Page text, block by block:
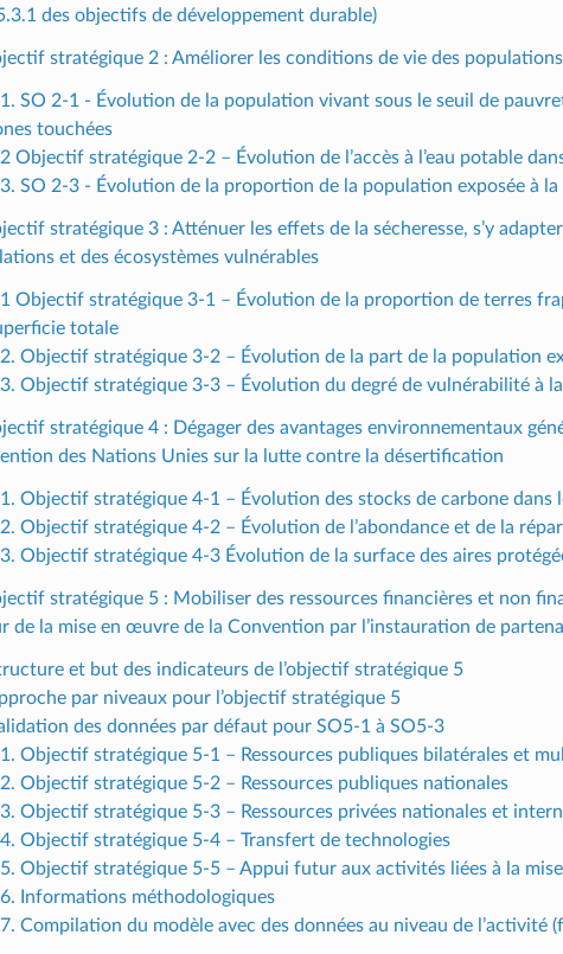
des objectifs de développement durable)
stratégique 2 : Améliorer les conditions de vie des
SO 2-1 - Évolution de la population vivant sous le seuil de
touchées
Objectif stratégique 2-2 – Évolution de l’accès à l’eau potable
SO 2-3 - Évolution de la proportion de la population exposée à
stratégique 3 : Atténuer les effets de la sécheresse, s’y
et des écosystèmes vulnérables
Objectif stratégique 3-1 – Évolution de la proportion de terres
totale
Objectif stratégique 3-2 – Évolution de la part de la population
Objectif stratégique 3-3 – Évolution du degré de vulnérabilité à la
stratégique 4 : Dégager des avantages environnementaux
des Nations Unies sur la lutte contre la désertification
Objectif stratégique 4-1 – Évolution des stocks de carbone dans
Objectif stratégique 4-2 – Évolution de l’abondance et de la
Objectif stratégique 4-3 Évolution de la surface des aires
stratégique 5 : Mobiliser des ressources financières et non
de la mise en œuvre de la Convention par l’instauration de
et but des indicateurs de l’objectif stratégique 5
par niveaux pour l’objectif stratégique 5
des données par défaut pour SO5-1 à SO5-3
Objectif stratégique 5-1 – Ressources publiques bilatérales et
Objectif stratégique 5-2 – Ressources publiques nationales
Objectif stratégique 5-3 – Ressources privées nationales et
Objectif stratégique 5-4 – Transfert de technologies
Objectif stratégique 5-5 – Appui futur aux activités liées à la
Informations méthodologiques
Compilation du modèle avec des données au niveau de l’activité